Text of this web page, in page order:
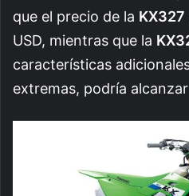
que el precio de la KX327
USD, mientras que la
características
extremas, podría